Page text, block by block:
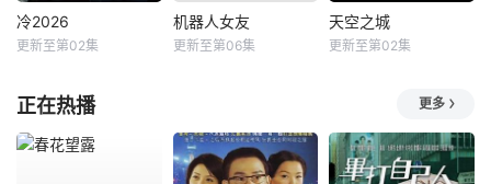
冷2026
更新至第02集
机器人女友
更新至第06集
天空之城
更新至第02集
正在热播 更多